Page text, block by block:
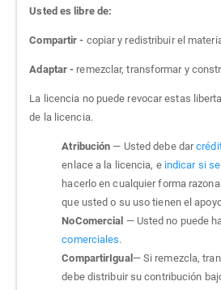
Usted es libre de:
Compartir - copiar y redistribuir el
Adaptar - remezclar, transformar y
La licencia no puede revocar estas
de la licencia.
Atribución — Usted debe dar
enlace a la licencia, e indicar si
hacerlo en cualquier forma
que usted o su uso tienen el
NoComercial — Usted no puede
comerciales.
CompartirIgual — Si remezcla,
debe distribuir su contribución